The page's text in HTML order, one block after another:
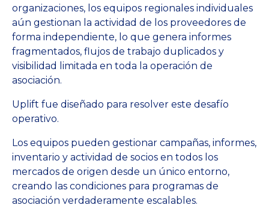
organizaciones, los equipos regionales individuales
aún gestionan la actividad de los proveedores de
forma independiente, lo que genera informes
fragmentados, flujos de trabajo duplicados y
visibilidad limitada en toda la operación de
asociación.
Uplift fue diseñado para resolver este desafío
operativo.
Los equipos pueden gestionar campañas, informes,
inventario y actividad de socios en todos los
mercados de origen desde un único entorno,
creando las condiciones para programas de
asociación verdaderamente escalables.